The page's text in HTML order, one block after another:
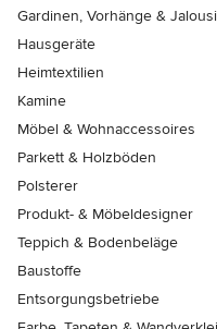
Gardinen, Vorhänge &
Hausgeräte
Heimtextilien
Kamine
Möbel & Wohnaccessoires
Parkett & Holzböden
Polsterer
Produkt- & Möbeldesigner
Teppich & Bodenbeläge
Baustoffe
Entsorgungsbetriebe